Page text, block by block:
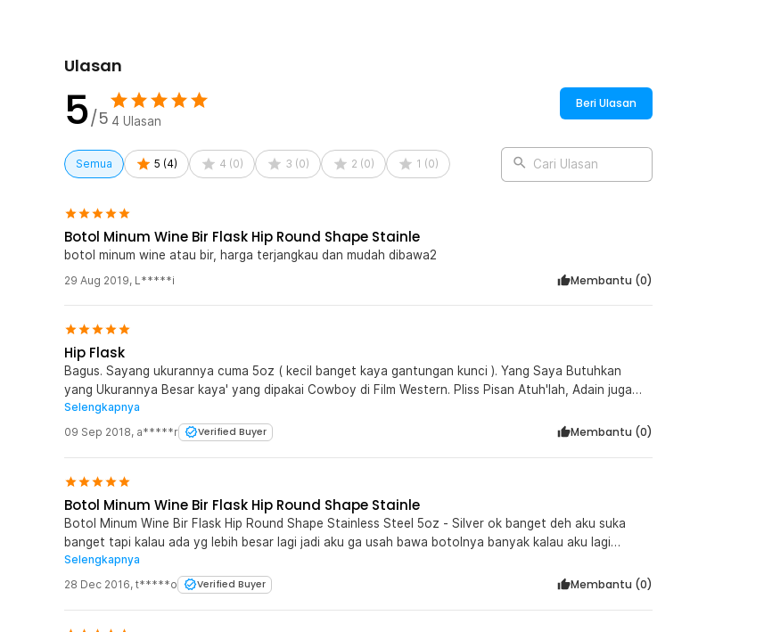
1 x Botol Minum Hip Flask Stainless Steel 201 Portable Round Shape 150ml - B-5
Ulasan
5/5 4 Ulasan
Beri Ulasan
Semua 5 (4) 4 (0) 3 (0) 2 (0) 1 (0) Cari Ulasan
Botol Minum Wine Bir Flask Hip Round Shape Stainle
botol minum wine atau bir, harga terjangkau dan mudah dibawa2
29 Aug 2019, L*****i Membantu (0)
Hip Flask
Bagus. Sayang ukurannya cuma 5oz ( kecil banget kaya gantungan kunci ). Yang Saya Butuhkan
yang Ukurannya Besar kaya' yang dipakai Cowboy di Film Western. Pliss Pisan Atuh'lah, Adain juga
Selengkapnya
09 Sep 2018, a*****r Verified Buyer Membantu (0)
Botol Minum Wine Bir Flask Hip Round Shape Stainle
Botol Minum Wine Bir Flask Hip Round Shape Stainless Steel 5oz - Silver ok banget deh aku suka
banget tapi kalau ada yg lebih besar lagi jadi aku ga usah bawa botolnya banyak kalau aku lagi
kemping digunung kedingian repot tnk jaknot
Selengkapnya
28 Dec 2016, t*****o Verified Buyer Membantu (0)